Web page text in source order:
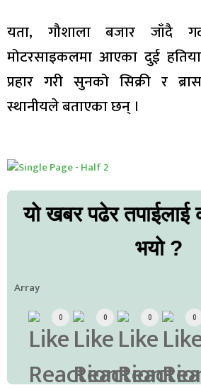
यता, गौशाला बजार जाँदै
मोटरसाइकलमा आएका दुई
प्रहार गरी सुनको सिक्री र
स्थानीयले बताएका छन् ।
यो खबर पढेर
भयो ?
Array
0 0 0 0